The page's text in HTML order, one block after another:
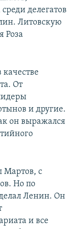
делегатов
Литовскую
Роза
качестве
От
и другие.
он выражался
Мартов, с
Но по
Ленин. Он
и все